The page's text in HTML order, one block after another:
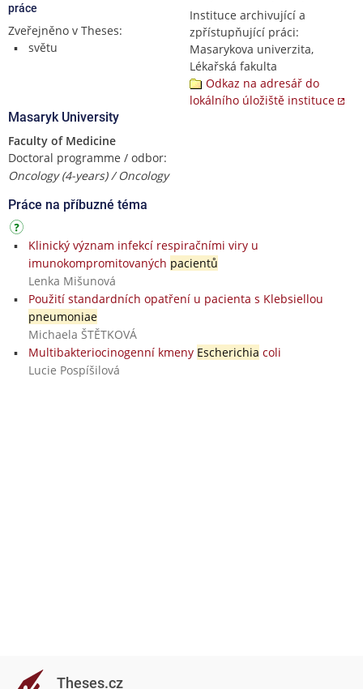
práce
Zveřejněno v Theses:
světu
Instituce archivující a
zpřístupňující práci:
Masarykova univerzita,
Lékařská fakulta
Odkaz na adresář do
lokálního úložiště instituce
Masaryk University
Faculty of Medicine
Doctoral programme / odbor:
Oncology (4-years) / Oncology
Práce na příbuzné téma
Klinický význam infekcí respiračními viry u
imunokompromitovaných pacientů
Lenka Mišunová
Použití standardních opatření u pacienta s Klebsiellou
pneumoniae
Michaela ŠTĚTKOVÁ
Multibakteriocinogenní kmeny Escherichia coli
Lucie Pospíšilová
Theses.cz